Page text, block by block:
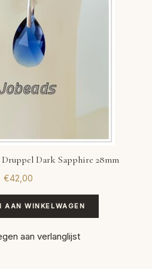
Dark Sapphire 28mm
€42,00
AAN WINKELWAGEN
aan verlanglijst